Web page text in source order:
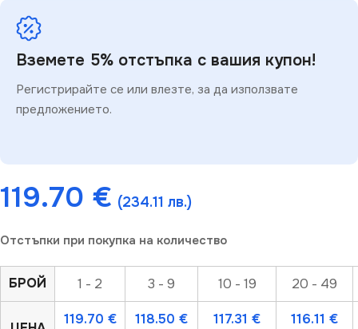
Вземете 5% отстъпка с вашия купон!
Регистрирайте се или влезте, за да използвате
предложението.
119.70 € (234.11 лв.)
Отстъпки при покупка на количество
БРОЙ 1 - 2 3 - 9 10 - 19 20 - 49
119.70 € 118.50 € 117.31 € 116.11 €